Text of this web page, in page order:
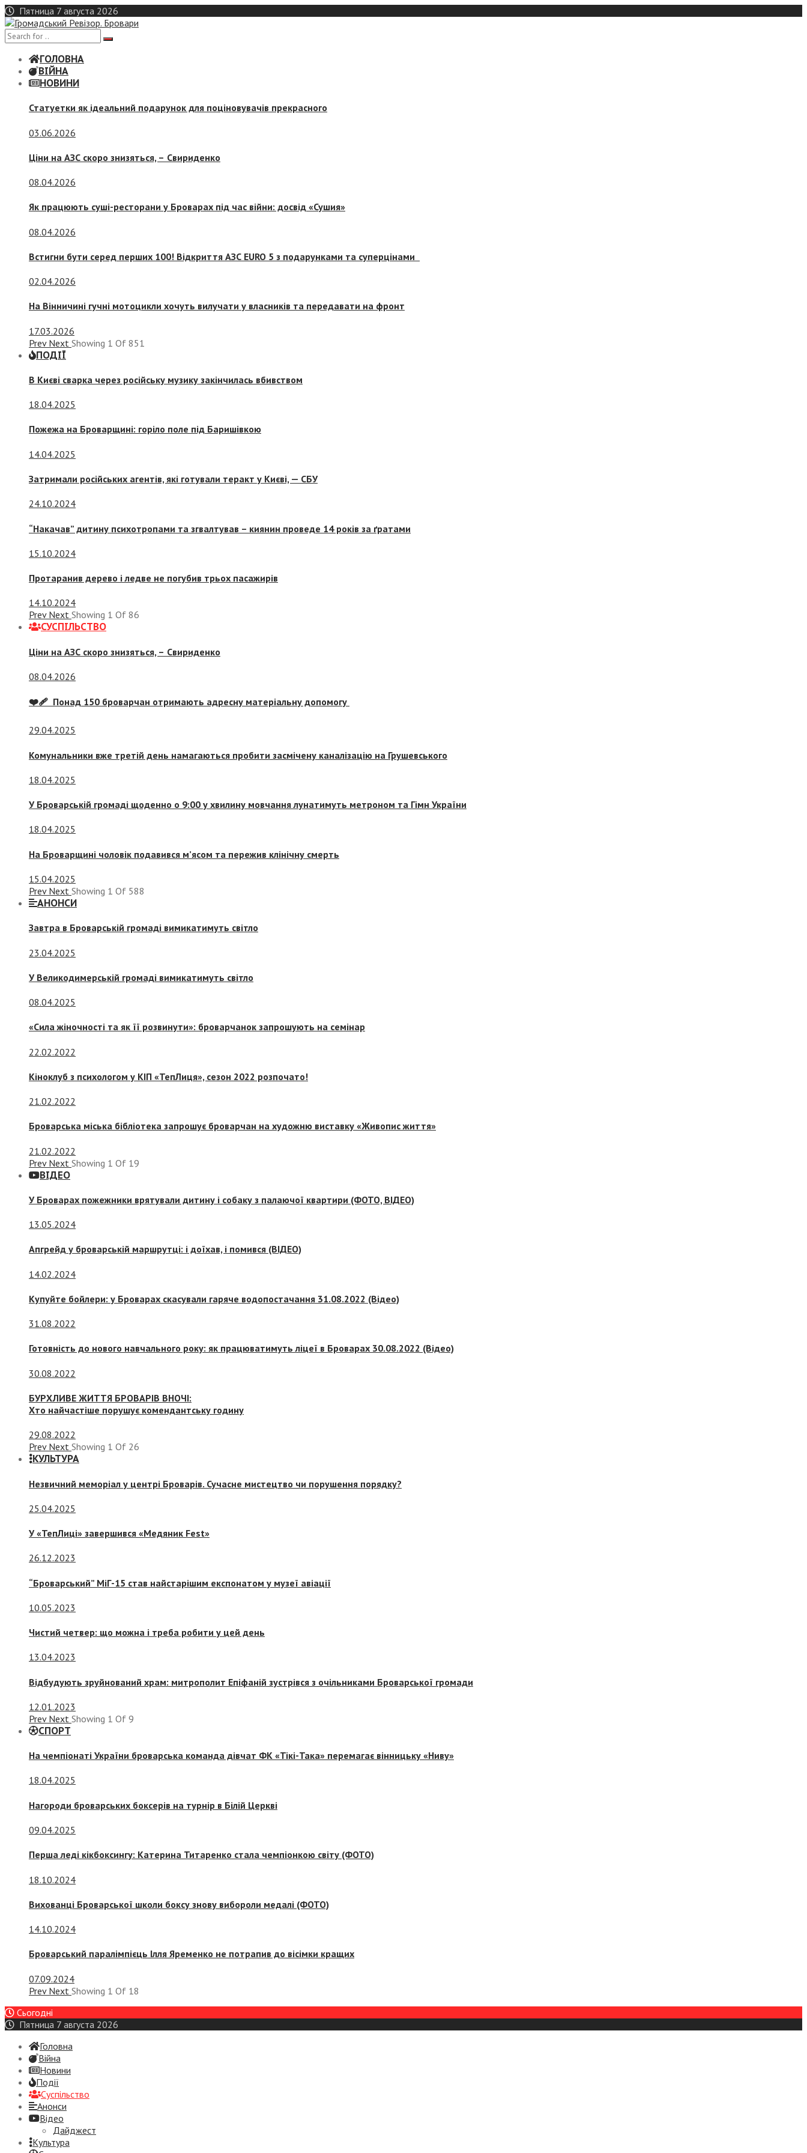
Skip
to
content
Пятница 7 августа 2026
ГОЛОВНА
ВІЙНА
НОВИНИ
Статуетки як ідеальний подарунок для поціновувачів прекрасного
03.06.2026
Ціни на АЗС скоро знизяться, – Свириденко
08.04.2026
Як працюють суші-ресторани у Броварах під час війни: досвід «Сушия»
08.04.2026
Встигни бути серед перших 100! Відкриття АЗС EURO 5 з подарунками та суперцінами
02.04.2026
На Вінничині гучні мотоцикли хочуть вилучати у власників та передавати на фронт
17.03.2026
Prev Next Showing 1 Of 851
ПОДІЇ
В Києві сварка через російську музику закінчилась вбивством
18.04.2025
Пожежа на Броварщині: горіло поле під Баришівкою
14.04.2025
Затримали російських агентів, які готували теракт у Києві, — СБУ
24.10.2024
“Накачав” дитину психотропами та згвалтував – киянин проведе 14 років за ґратами
15.10.2024
Протаранив дерево і ледве не погубив трьох пасажирів
14.10.2024
Prev Next Showing 1 Of 86
СУСПIЛЬСТВО
Ціни на АЗС скоро знизяться, – Свириденко
08.04.2026
❤️‍🩹 Понад 150 броварчан отримають адресну матеріальну допомогу
29.04.2025
Комунальники вже третій день намагаються пробити засмічену каналізацію на Грушевського
18.04.2025
У Броварській громаді щоденно о 9:00 у хвилину мовчання лунатимуть метроном та Гімн України
18.04.2025
На Броварщині чоловік подавився м’ясом та пережив клінічну смерть
15.04.2025
Prev Next Showing 1 Of 588
АНОНСИ
Завтра в Броварській громаді вимикатимуть світло
23.04.2025
У Великодимерській громаді вимикатимуть світло
08.04.2025
«Сила жіночності та як її розвинути»: броварчанок запрошують на семінар
22.02.2022
Кіноклуб з психологом у КІП «ТепЛиця», сезон 2022 розпочато!
21.02.2022
Броварська міська бібліотека запрошує броварчан на художню виставку «Живопис життя»
21.02.2022
Prev Next Showing 1 Of 19
ВІДЕО
У Броварах пожежники врятували дитину і собаку з палаючої квартири (ФОТО, ВІДЕО)
13.05.2024
Апгрейд у броварській маршрутці: і доїхав, і помився (ВІДЕО)
14.02.2024
Купуйте бойлери: у Броварах скасували гаряче водопостачання 31.08.2022 (Відео)
31.08.2022
Готовність до нового навчального року: як працюватимуть ліцеї в Броварах 30.08.2022 (Відео)
30.08.2022
БУРХЛИВЕ ЖИТТЯ БРОВАРІВ ВНОЧІ:
Хто найчастіше порушує комендантську годину
29.08.2022
Prev Next Showing 1 Of 26
КУЛЬТУРА
Незвичний меморіал у центрі Броварів. Сучасне мистецтво чи порушення порядку?
25.04.2025
У «ТепЛиці» завершився «Медяник Fest»
26.12.2023
“Броварський” МіГ-15 став найстарішим експонатом у музеї авіації
10.05.2023
Чистий четвер: що можна і треба робити у цей день
13.04.2023
Відбудують зруйнований храм: митрополит Епіфаній зустрівся з очільниками Броварської громади
12.01.2023
Prev Next Showing 1 Of 9
СПОРТ
На чемпіонаті України броварська команда дівчат ФК «Тікі-Така» перемагає вінницьку «Ниву»
18.04.2025
Нагороди броварських боксерів на турнір в Білій Церкві
09.04.2025
Перша леді кікбоксингу: Катерина Титаренко стала чемпіонкою світу (ФОТО)
18.10.2024
Вихованці Броварської школи боксу знову вибороли медалі (ФОТО)
14.10.2024
Броварський паралімпієць Ілля Яременко не потрапив до вісімки кращих
07.09.2024
Prev Next Showing 1 Of 18
Сьогодні
Пятница 7 августа 2026
Головна
Війна
Новини
Події
Суспiльство
Анонси
Відео
Дайджест
Культура